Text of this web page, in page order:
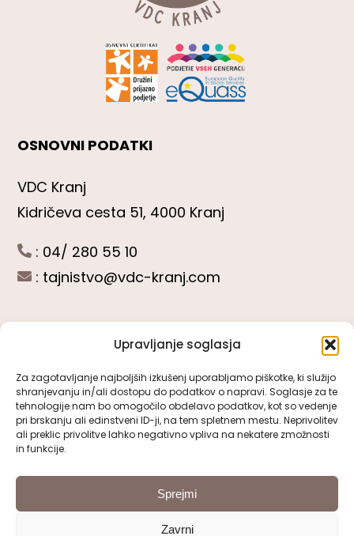
Upravljanje soglasja
Za zagotavljanje najboljših izkušenj uporabljamo piškotke, ki služijo
shranjevanju in/ali dostopu do podatkov o napravi. Soglasje za te
tehnologije nam bo omogočilo obdelavo podatkov, kot so vedenje
pri brskanju ali edinstveni ID-ji, na tem spletnem mestu. Neprivolitev
ali preklic privolitve lahko negativno vpliva na nekatere zmožnosti
in funkcije.
Sprejmi
Zavrni
OSNOVNI PODATKI
VDC Kranj
Kidričeva cesta 51, 4000 Kranj
: 04/ 280 55 10
: tajnistvo@vdc-kranj.com
Toggle
Navigation
Predstavitev VDC Kranj
SLEDITE NAM